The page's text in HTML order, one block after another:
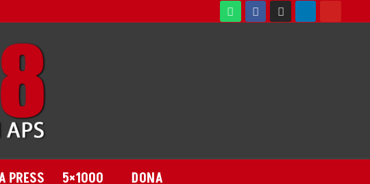
PRESS 5×1000 DONA